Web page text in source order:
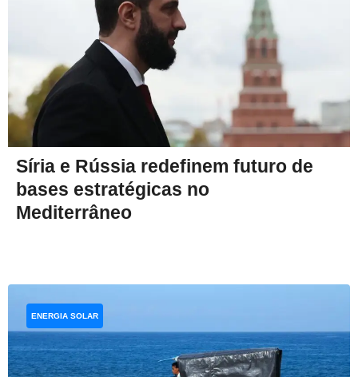
Síria e Rússia redefinem futuro de
bases estratégicas no
Mediterrâneo
ENERGIA SOLAR